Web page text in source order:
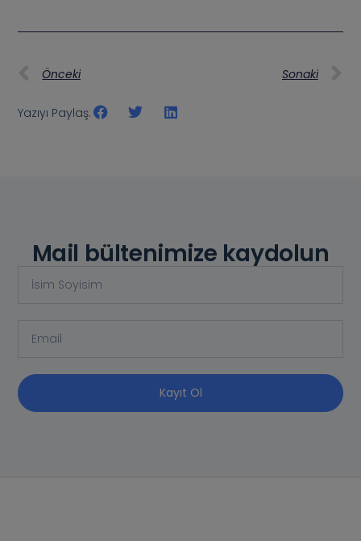
Önceki Sonaki
Yazıyı Paylaş:
Mail bültenimize kaydolun
Kayıt Ol